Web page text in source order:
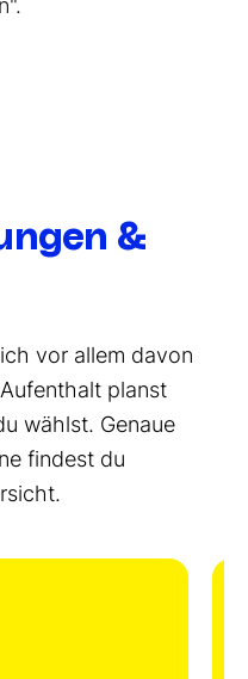
&
vor allem davon
planst
wählst. Genaue
findest du